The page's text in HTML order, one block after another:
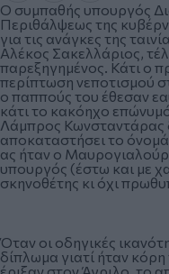
Ο συμπαθής υπουργός
Περιθάλψεως της
για τις ανάγκες της
Αλέκος Σακελλάριος,
παρεξηγημένος. Κάτι ο
περίπτωση νεποτισμού
ο παππούς του έθεσαν
κάτι το κακόηχο
Λάμπρος Κωνσταντάρας
αποκαταστήσει το όνομά
ας ήταν ο
υπουργός (έστω και με
σκηνοθέτης κι όχι
Όταν οι οδηγικές
δίπλωμα γιατί ήταν